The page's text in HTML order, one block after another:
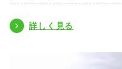
詳しく見る